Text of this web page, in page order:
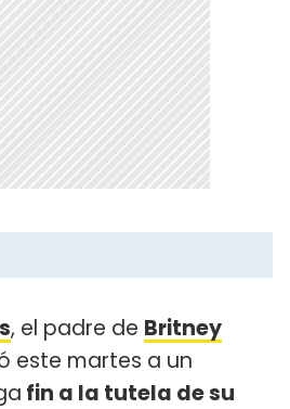
, el padre de Britney
este martes a un
fin a la tutela de su